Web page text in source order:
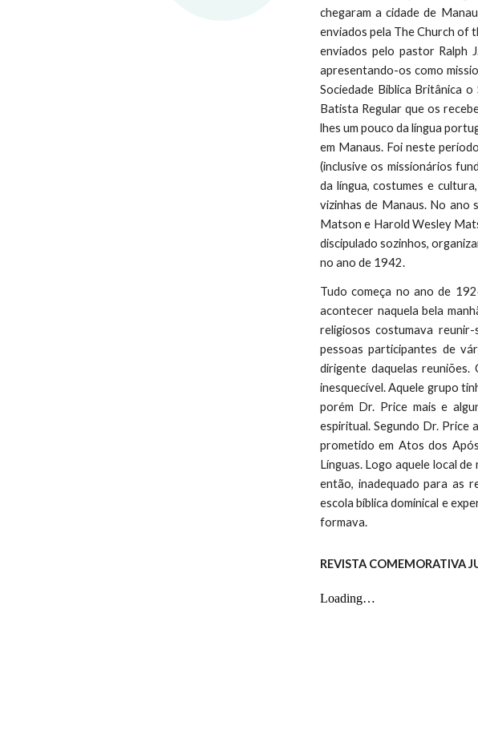
chegaram a cidade de
enviados pela The Church of
enviados pelo pastor Ralph
apresentando-os como
Sociedade Bíblica Britânica
Batista Regular que os
lhes um pouco da língua
em Manaus. Foi neste
(inclusive os missionários
da língua, costumes e
vizinhas de Manaus. No ano
Matson e Harold Wesley
discipulado sozinhos,
no ano de 1942.
Tudo começa no ano de
acontecer naquela bela
religiosos costumava
pessoas participantes de
dirigente daquelas
inesquecível. Aquele grupo
porém Dr. Price mais e
espiritual. Segundo Dr. Price
prometido em Atos dos
Línguas. Logo aquele local
então, inadequado para as
escola bíblica dominical e
formava.
REVISTA COMEMORATIVA